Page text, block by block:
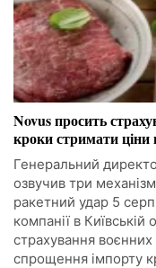
Novus просить
кроки стримати ціни
Генеральний
озвучив три
ракетний удар 5
компанії в
страхування воєнних
спрощення імпорту